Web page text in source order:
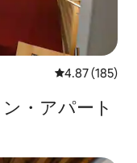
レビュー185
4.87 (185)
・アパート